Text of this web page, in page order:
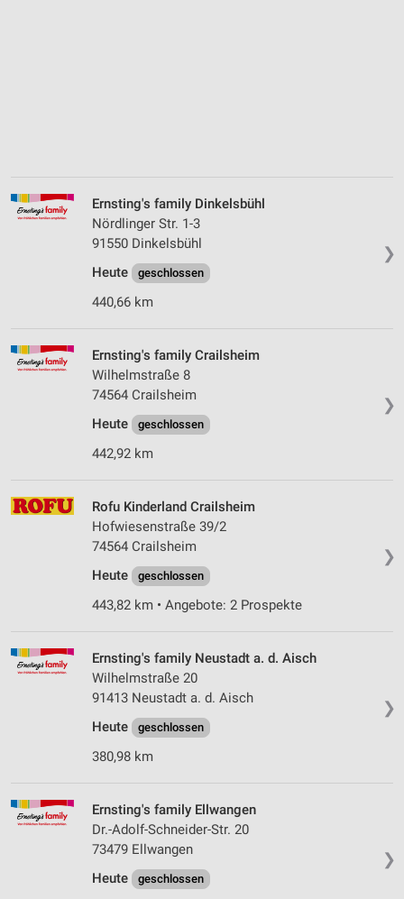
❯
Ernsting's family Dinkelsbühl
Nördlinger Str. 1-3
91550 Dinkelsbühl
Heute
geschlossen
440,66 km
❯
Ernsting's family Crailsheim
Wilhelmstraße 8
74564 Crailsheim
Heute
geschlossen
442,92 km
❯
Rofu Kinderland Crailsheim
Hofwiesenstraße 39/2
74564 Crailsheim
Heute
geschlossen
443,82 km • Angebote: 2 Prospekte
❯
Ernsting's family Neustadt a. d. Aisch
Wilhelmstraße 20
91413 Neustadt a. d. Aisch
Heute
geschlossen
380,98 km
❯
Ernsting's family Ellwangen
Dr.-Adolf-Schneider-Str. 20
73479 Ellwangen
Heute
geschlossen